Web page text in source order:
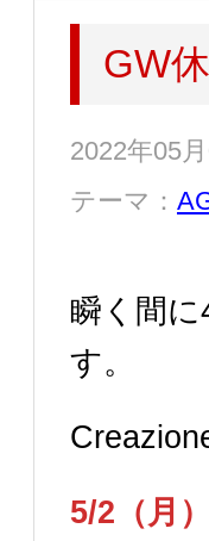
GW
2022年05
テーマ：
瞬く間
す。
5/2（月